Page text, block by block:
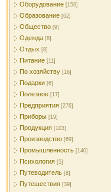
Оборудование [156]
Образование [62]
Общество [9]
Одежда [8]
Отдых [8]
Питание [11]
По хозяйству [16]
Подарки [6]
Полезное [17]
Предприятия [276]
Приборы [19]
Продукция [103]
Производство [69]
Промышленность [140]
Психология [5]
Путеводитель [8]
Путешествия [39]